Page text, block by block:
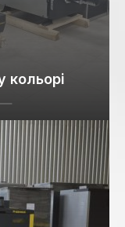
кольорі